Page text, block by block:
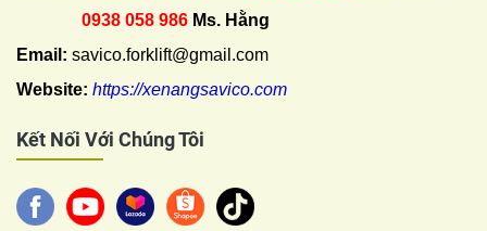
0938 058 986 Ms. Hằng
Email: savico.forklift@gmail.com
Website: https://xenangsavico.com
Kết Nối Với Chúng Tôi